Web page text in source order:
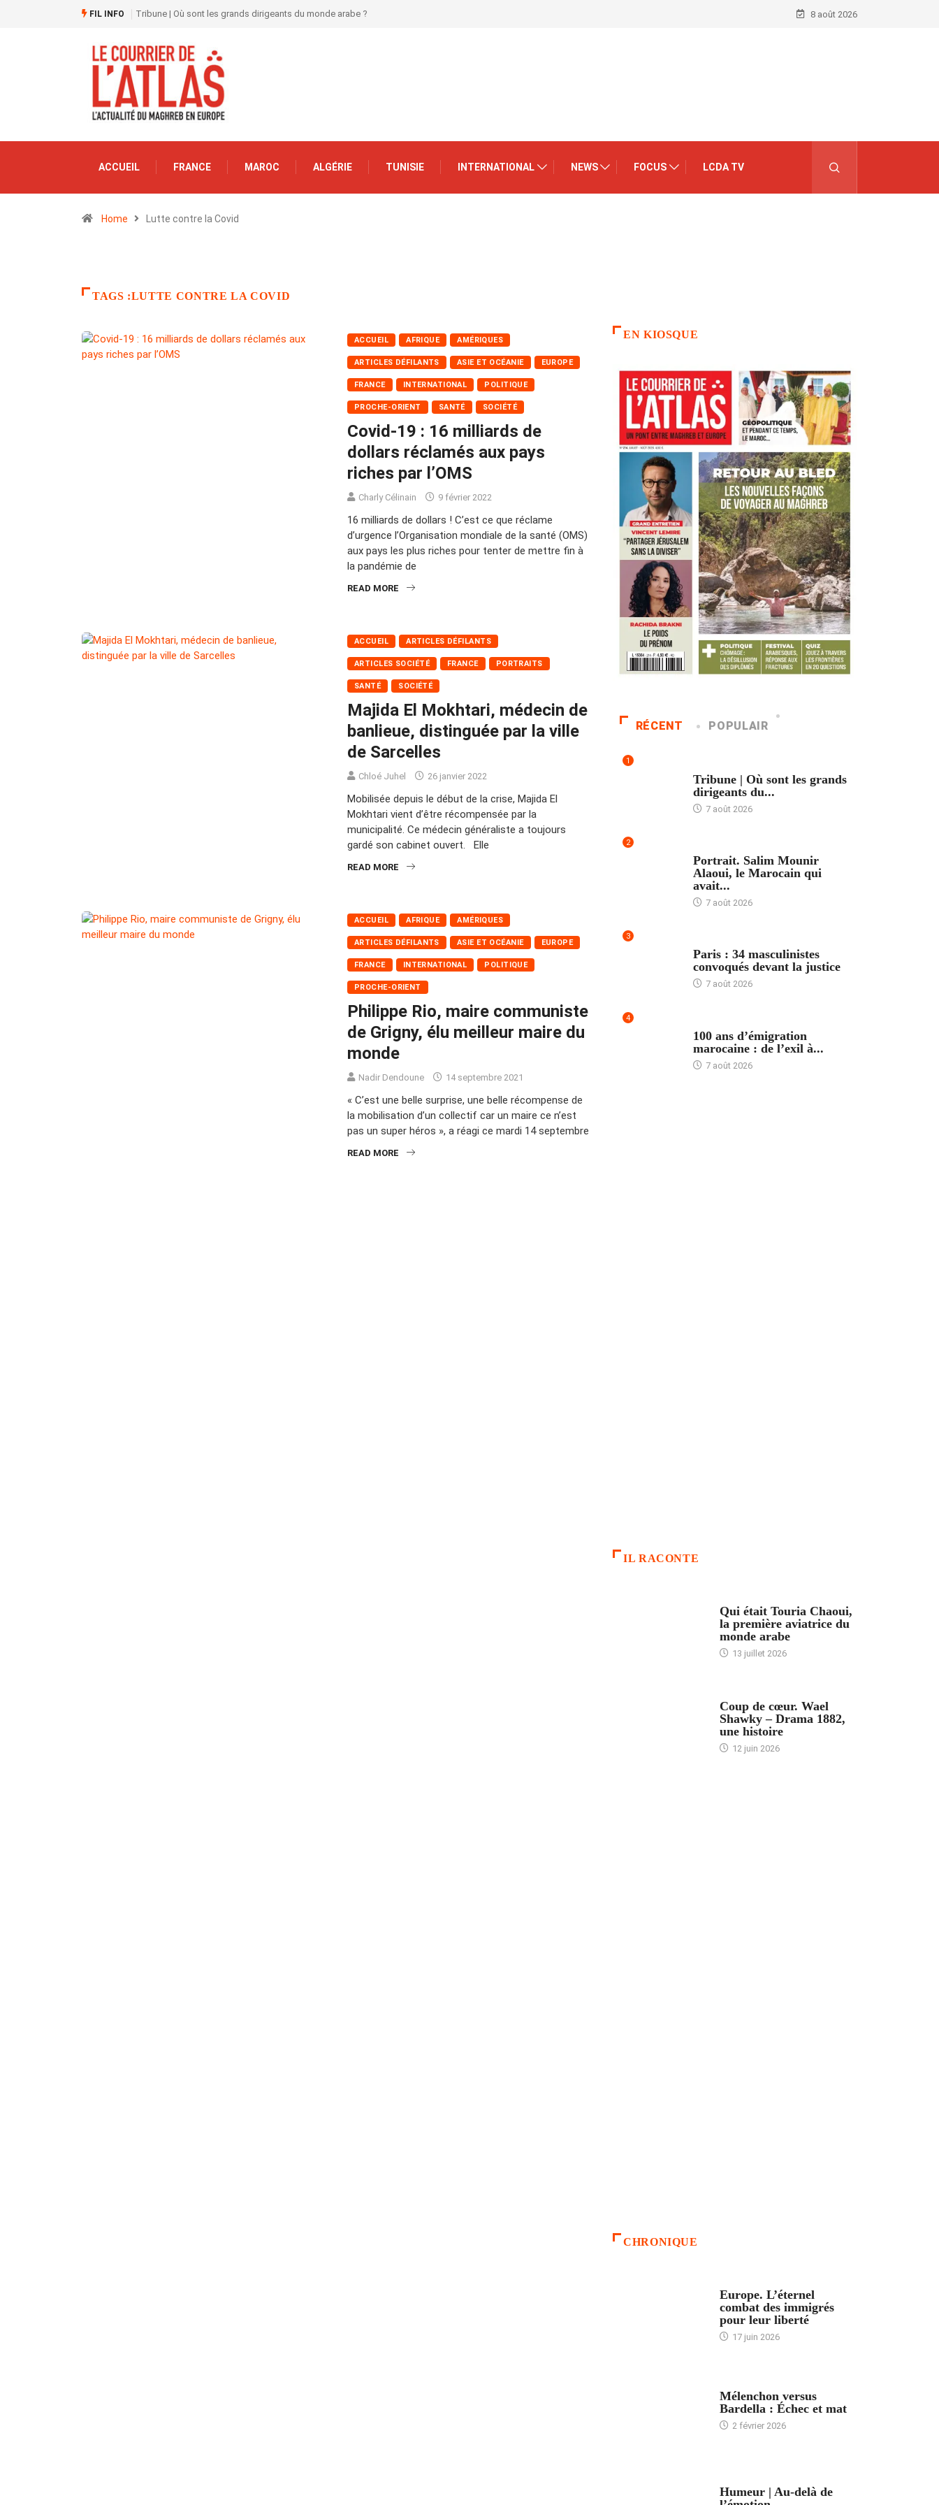
FIL INFO Tribune | Où sont les grands dirigeants du monde arabe ? 8 août 2026
ACCUEIL FRANCE MAROC ALGÉRIE TUNISIE INTERNATIONAL NEWS FOCUS LCDA TV
Home Lutte contre la Covid
TAGS :LUTTE CONTRE LA COVID
ACCUEIL AFRIQUE AMÉRIQUES
ARTICLES DÉFILANTS ASIE ET OCÉANIE EUROPE
FRANCE INTERNATIONAL POLITIQUE
PROCHE-ORIENT SANTÉ SOCIÉTÉ
Covid-19 : 16 milliards de
dollars réclamés aux pays
riches par l’OMS
Charly Célinain 9 février 2022
16 milliards de dollars ! C’est ce que réclame
d’urgence l’Organisation mondiale de la santé (OMS)
aux pays les plus riches pour tenter de mettre fin à
la pandémie de
READ MORE
ACCUEIL ARTICLES DÉFILANTS
ARTICLES SOCIÉTÉ FRANCE PORTRAITS
SANTÉ SOCIÉTÉ
Majida El Mokhtari, médecin de
banlieue, distinguée par la ville
de Sarcelles
Chloé Juhel 26 janvier 2022
Mobilisée depuis le début de la crise, Majida El
Mokhtari vient d’être récompensée par la
municipalité. Ce médecin généraliste a toujours
gardé son cabinet ouvert. Elle
READ MORE
ACCUEIL AFRIQUE AMÉRIQUES
ARTICLES DÉFILANTS ASIE ET OCÉANIE EUROPE
FRANCE INTERNATIONAL POLITIQUE
PROCHE-ORIENT
Philippe Rio, maire communiste
de Grigny, élu meilleur maire du
monde
Nadir Dendoune 14 septembre 2021
« C’est une belle surprise, une belle récompense de
la mobilisation d’un collectif car un maire ce n’est
pas un super héros », a réagi ce mardi 14 septembre
READ MORE
EN KIOSQUE
RÉCENT POPULAIR
1
Tribune | Où sont les grands
dirigeants du...
7 août 2026
2
Portrait. Salim Mounir
Alaoui, le Marocain qui
avait...
7 août 2026
3
Paris : 34 masculinistes
convoqués devant la justice
7 août 2026
4
100 ans d’émigration
marocaine : de l’exil à...
7 août 2026
IL RACONTE
Qui était Touria Chaoui,
la première aviatrice du
monde arabe
13 juillet 2026
Coup de cœur. Wael
Shawky – Drama 1882,
une histoire
12 juin 2026
CHRONIQUE
Europe. L’éternel
combat des immigrés
pour leur liberté
17 juin 2026
Mélenchon versus
Bardella : Échec et mat
2 février 2026
Humeur | Au-delà de